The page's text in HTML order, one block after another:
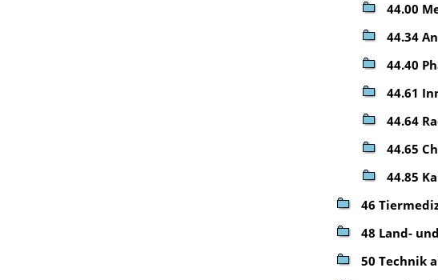
44.00
44.34
44.40
44.61
44.64
44.65
44.85
46
48 Land-
50 Technik